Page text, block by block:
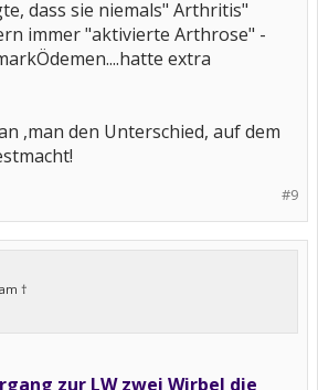
dass sie niemals" Arthritis"
immer "aktivierte Arthrose" -
extra
,man den Unterschied, auf dem
#9
†
zur LW zwei Wirbel die